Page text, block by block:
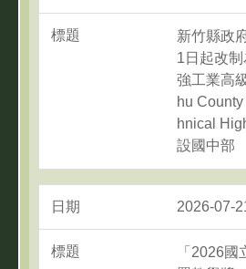
新竹縣政
1日起改
強工業高
hu
hnical
設國中部
2026-07-
「2026